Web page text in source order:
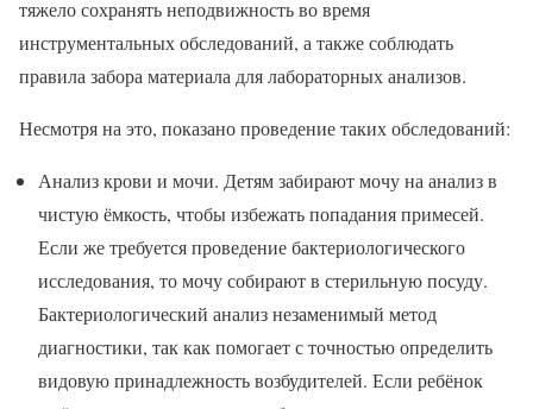
тяжело сохранять неподвижность во время
инструментальных обследований, а также соблюдать
правила забора материала для лабораторных анализов.
Несмотря на это, показано проведение таких обследований:
Анализ крови и мочи. Детям забирают мочу на анализ в
чистую ёмкость, чтобы избежать попадания примесей.
Если же требуется проведение бактериологического
исследования, то мочу собирают в стерильную посуду.
Бактериологический анализ незаменимый метод
диагностики, так как помогает с точностью определить
видовую принадлежность возбудителей. Если ребёнок